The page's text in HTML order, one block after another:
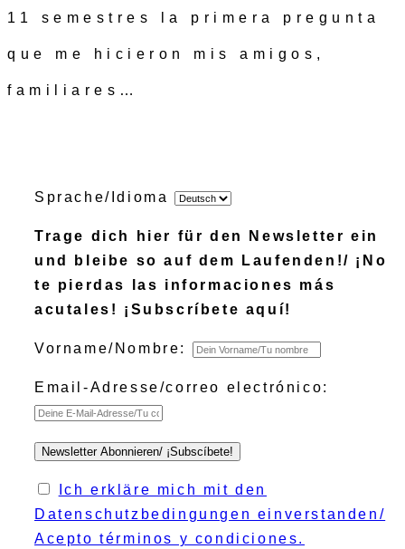
11 semestres la primera pregunta
que me hicieron mis amigos,
familiares…
Sprache/Idioma
Trage dich hier für den Newsletter ein
und bleibe so auf dem Laufenden!/ ¡No
te pierdas las informaciones más
acutales! ¡Subscríbete aquí!
Vorname/Nombre:
Email-Adresse/correo electrónico:
Ich erkläre mich mit den
Datenschutzbedingungen einverstanden/
Acepto términos y condiciones.